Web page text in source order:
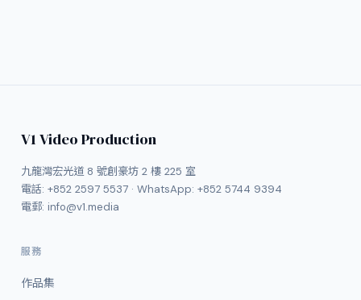
V1 Video Production
九龍灣宏光道 8 號創豪坊 2 樓 225 室
電話: +852 2597 5537· WhatsApp: +852 5744 9394
電郵: info@v1.media
服務
作品集